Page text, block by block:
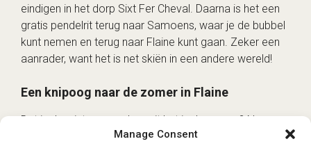
Manage Consent
eindigen in het dorp Sixt Fer Cheval. Daarna is het een
gratis pendelrit terug naar Samoens, waar je de bubbel
kunt nemen en terug naar Flaine kunt gaan. Zeker een
aanrader, want het is net skiën in een andere wereld!
Een knipoog naar de zomer in Flaine
Dat is de winter, maar hoe zit het in de zomer? Nou,
Flaine is vrij rustig in de zomer, maar het is de moeite